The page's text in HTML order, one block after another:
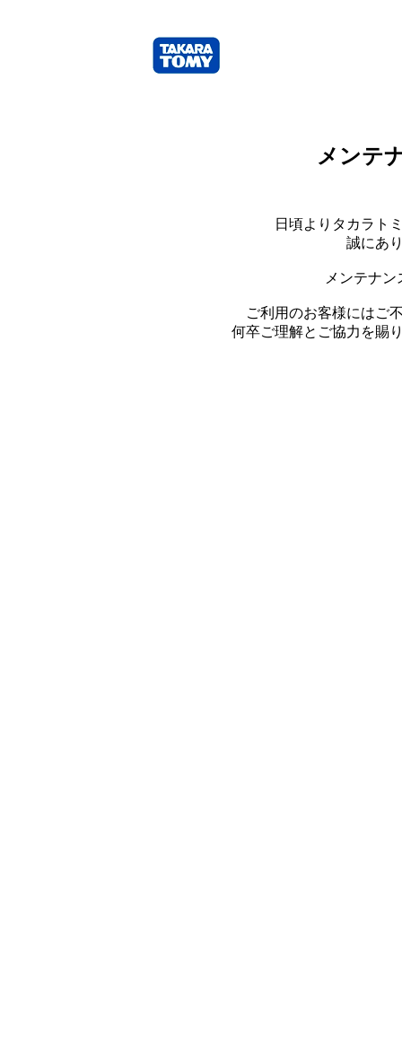
メンテ
日頃よりタカラト
誠にあ
メンテナ
ご利用のお客様にはご
何卒ご理解とご協力を賜